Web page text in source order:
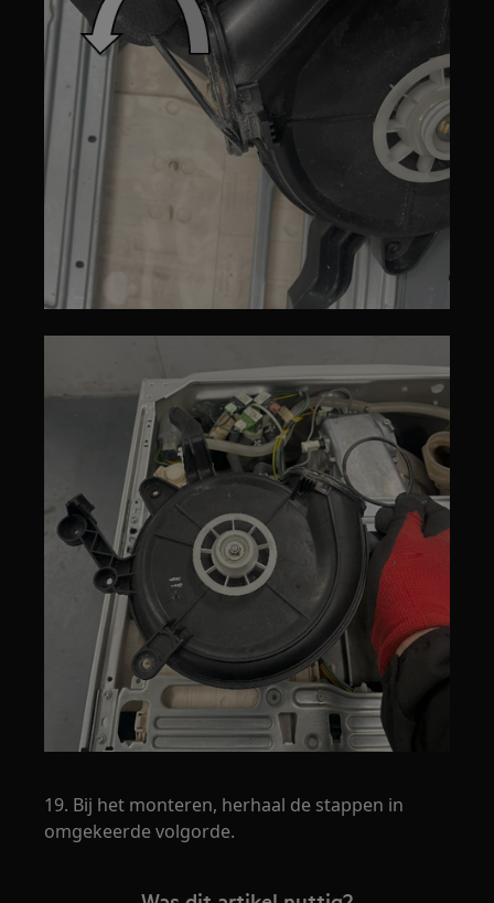
19. Bij het monteren, herhaal de stappen in
omgekeerde volgorde.